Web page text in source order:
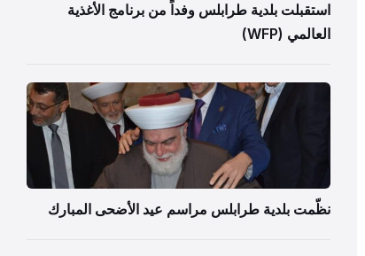
استقبلت بلدية طرابلس وفداً من برنامج الأغذية
العالمي (WFP)
نظّمت بلدية طرابلس مراسم عيد الأضحى المبارك